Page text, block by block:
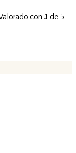
con 3 de 5